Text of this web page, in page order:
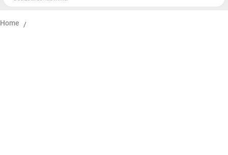
Home